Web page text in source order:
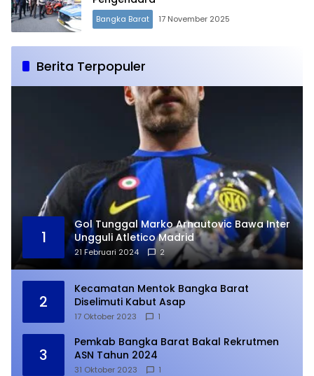
Bangka Barat 17 November 2025
Berita Terpopuler
1
Gol Tunggal Marko Arnautovic Bawa Inter
Ungguli Atletico Madrid
21 Februari 2024 2
2
Kecamatan Mentok Bangka Barat
Diselimuti Kabut Asap
17 Oktober 2023 1
3
Pemkab Bangka Barat Bakal Rekrutmen
ASN Tahun 2024
31 Oktober 2023 1